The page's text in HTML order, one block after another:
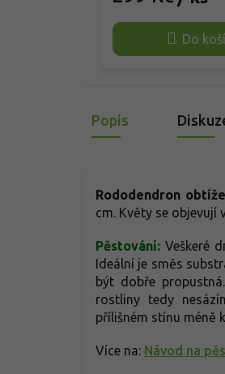
Do
jen minimální údržbu a
také v nádobách.
jemněji a má světlejší
humózní půdě.
Popis
Rododendron
cm. Květy se objevují
Pěstování: Veškeré
Ideální je směs
být dobře
rostliny tedy
přílišném stínu méně
Více na: Návod na